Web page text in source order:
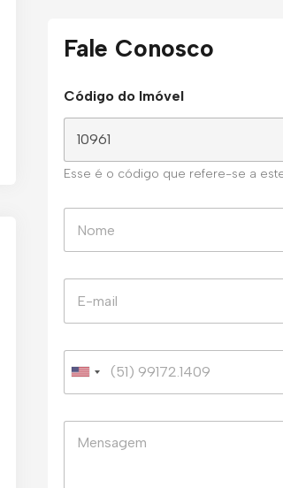
Fale Conosco
Código do Imóvel
Esse é o código que refere-se a